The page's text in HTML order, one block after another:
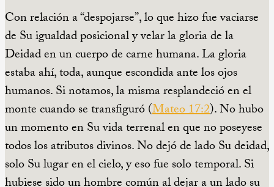
Con relación a “despojarse”, lo que hizo fue vaciarse
de Su igualdad posicional y velar la gloria de la
Deidad en un cuerpo de carne humana. La gloria
estaba ahí, toda, aunque escondida ante los ojos
humanos. Si notamos, la misma resplandeció en el
monte cuando se transfiguró (Mateo 17:2). No hubo
un momento en Su vida terrenal en que no poseyese
todos los atributos divinos. No dejó de lado Su deidad,
solo Su lugar en el cielo, y eso fue solo temporal. Si